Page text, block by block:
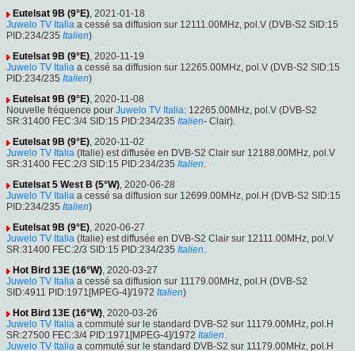
Eutelsat 9B (9°E), 2021-01-18
Juwelo TV Italia a cessé sa diffusion sur 12111.00MHz, pol.V (DVB-S2 SID:15
PID:234/235 Italien)
Eutelsat 9B (9°E), 2020-11-19
Juwelo TV Italia a cessé sa diffusion sur 12265.00MHz, pol.V (DVB-S2 SID:15
PID:234/235 Italien)
Eutelsat 9B (9°E), 2020-11-08
Nouvelle fréquence pour Juwelo TV Italia: 12265.00MHz, pol.V (DVB-S2
SR:31400 FEC:3/4 SID:15 PID:234/235 Italien- Clair).
Eutelsat 9B (9°E), 2020-11-02
Juwelo TV Italia (Italie) est diffusée en DVB-S2 Clair sur 12188.00MHz, pol.V
SR:31400 FEC:2/3 SID:15 PID:234/235 Italien.
Eutelsat 5 West B (5°W), 2020-06-28
Juwelo TV Italia a cessé sa diffusion sur 12699.00MHz, pol.H (DVB-S2 SID:15
PID:234/235 Italien)
Eutelsat 9B (9°E), 2020-06-27
Juwelo TV Italia (Italie) est diffusée en DVB-S2 Clair sur 12111.00MHz, pol.V
SR:31400 FEC:2/3 SID:15 PID:234/235 Italien.
Hot Bird 13E (16°W), 2020-03-27
Juwelo TV Italia a cessé sa diffusion sur 11179.00MHz, pol.H (DVB-S2
SID:4911 PID:1971[MPEG-4]/1972 Italien)
Hot Bird 13E (16°W), 2020-03-26
Juwelo TV Italia a commuté sur le standard DVB-S2 sur 11179.00MHz, pol.H
SR:27500 FEC:3/4 PID:1971[MPEG-4]/1972 Italien.
Juwelo TV Italia a commuté sur le standard DVB-S2 sur 11179.00MHz, pol.H